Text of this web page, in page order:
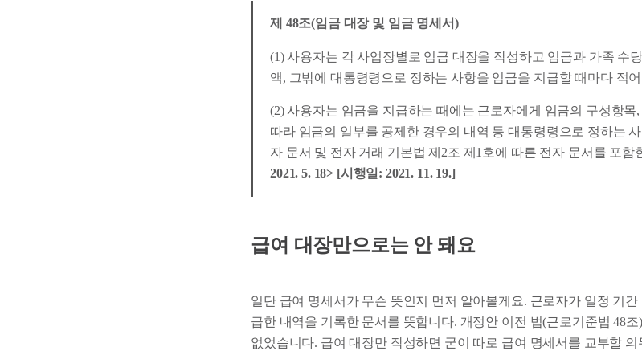
제 48조(임금 대장 및 임금 명세서)
(1) 사용자는 각 사업장별로 임금 대장을 작성하고 임금과 가족 수
액, 그밖에 대통령령으로 정하는 사항을 임금을 지급할 때마다 적어
(2) 사용자는 임금을 지급하는 때에는 근로자에게 임금의 구성항목,
따라 임금의 일부를 공제한 경우의 내역 등 대통령령으로 정하는
자 문서 및 전자 거래 기본법 제2조 제1호에 따른 전자 문서를 포
2021. 5. 18> [시행일: 2021. 11. 19.]
급여 대장만으로는 안 돼요
일단 급여 명세서가 무슨 뜻인지 먼저 알아볼게요. 근로자가 일정 기간
급한 내역을 기록한 문서를 뜻합니다. 개정안 이전 법(근로기준법 48
없었습니다. 급여 대장만 작성하면 굳이 따로 급여 명세서를 교부할